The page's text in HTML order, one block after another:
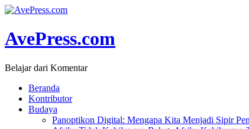
AvePress.com
Belajar dari Komentar
Beranda
Kontributor
Budaya
Panoptikon Digital: Mengapa Kita Menjadi Sipir